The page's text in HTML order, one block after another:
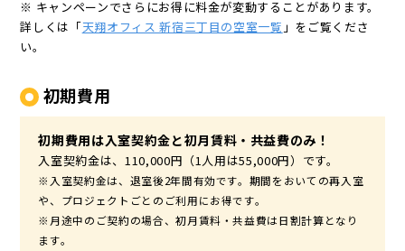
※ キャンペーンでさらにお得に料金が変動することがあります。
詳しくは「天翔オフィス 新宿三丁目の空室一覧 」をご覧くださ
い。
初期費用
初期費用は入室契約金と初月賃料・共益費のみ！
入室契約金は、110,000円（1人用は55,000円）です。
※入室契約金は、退室後2年間有効です。期間をおいての再入室
や、プロジェクトごとのご利用にお得です。
※月途中のご契約の場合、初月賃料・共益費は日割計算となり
ます。